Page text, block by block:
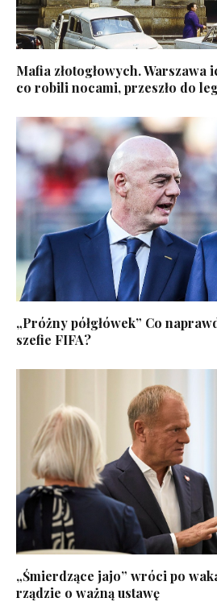
Mafia złotogłowych. Warszawa
co robili nocami, przeszło do
„Próżny półgłówek” Co
szefie FIFA?
„Śmierdzące jajo” wróci po
rządzie o ważną ustawę